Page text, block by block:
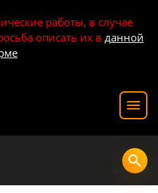
работы, в случае
описать их в данной